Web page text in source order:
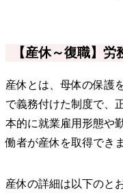
【産休～復職】
産休とは、母体の保護
で義務付けた制度で、
本的に就業雇用形態や
働者が産休を取得できま
産休の詳細は以下のと